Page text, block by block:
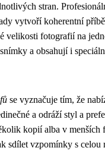
stran.
vytvoří koherentní
velikosti fotografií na
a obsahují i
se vyznačuje tím, že
a odráží styl a
kopií alba v menších
sdílet vzpomínky s celou